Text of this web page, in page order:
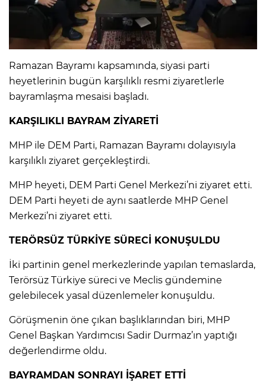
Ramazan Bayramı kapsamında, siyasi parti
heyetlerinin bugün karşılıklı resmi ziyaretlerle
bayramlaşma mesaisi başladı.
KARŞILIKLI BAYRAM ZİYARETİ
MHP ile DEM Parti, Ramazan Bayramı dolayısıyla
karşılıklı ziyaret gerçekleştirdi.
MHP heyeti, DEM Parti Genel Merkezi’ni ziyaret etti.
DEM Parti heyeti de aynı saatlerde MHP Genel
Merkezi’ni ziyaret etti.
TERÖRSÜZ TÜRKİYE SÜRECİ KONUŞULDU
İki partinin genel merkezlerinde yapılan temaslarda,
Terörsüz Türkiye süreci ve Meclis gündemine
gelebilecek yasal düzenlemeler konuşuldu.
Görüşmenin öne çıkan başlıklarından biri, MHP
Genel Başkan Yardımcısı Sadir Durmaz’ın yaptığı
değerlendirme oldu.
BAYRAMDAN SONRAYI İŞARET ETTİ